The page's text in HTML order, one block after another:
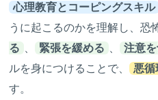
心理教育とコーピングスキル
うに起こるのかを理解し、恐
る
緊張を緩める 注意
ルを身につけることで、 悪循
す。